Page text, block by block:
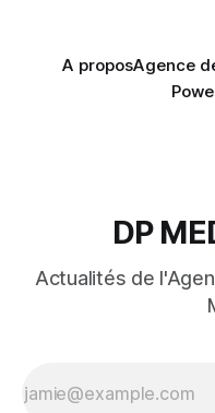
A proposAgence
DP
Actualités de